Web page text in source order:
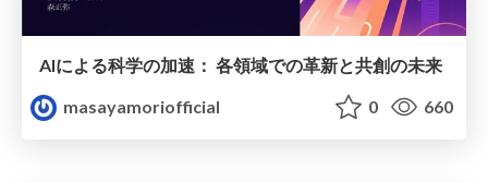
AIによる科学の加速： 各領域での革新と共創の未来
masayamoriofficial
0 660